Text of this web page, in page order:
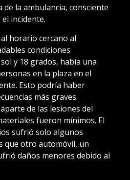
de la ambulancia, consciente
incidente.
horario cercano al
condiciones
y 18 grados, había una
en la plaza en el
Esto podría haber
más graves.
de las lesiones del
fueron mínimos. El
sufrió solo algunos
que otro automóvil, un
daños menores debido al